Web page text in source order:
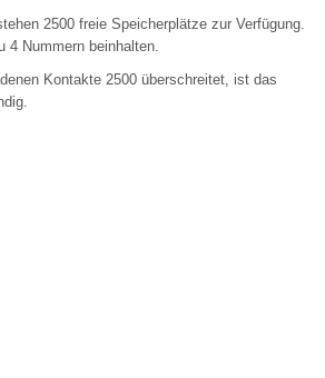
2500 freie Speicherplätze zur Verfügung.
4 Nummern beinhalten.
Kontakte 2500 überschreitet, ist das